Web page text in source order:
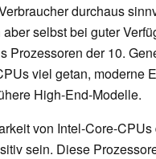
durchaus
selbst bei guter
Prozessoren der 10.
viel getan, moderne
High-End-Modelle.
von Intel-Core-
sein. Diese